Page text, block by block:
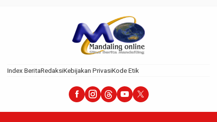
Index BeritaRedaksiKebijakan PrivasiKode Etik